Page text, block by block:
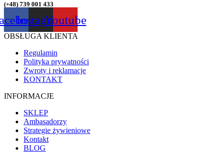
(+48) 739 001 433
InstagramYoutube
OBSŁUGA KLIENTA
Regulamin
Polityka prywatności
Zwroty i reklamacje
KONTAKT
INFORMACJE
SKLEP
Ambasadorzy
Strategie żywieniowe
Kontakt
BLOG